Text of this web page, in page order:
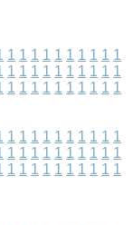
1 1 1 1 1 1 1 1 1 1
1 1 1 1 1 1 1 1 1 1
1 1 1 1 1 1 1 1 1 1
1 1 1 1 1 1 1 1 1 1
1 1 1 1 1 1 1 1 1 1
1 1 1 1 1 1 1 1 1 1